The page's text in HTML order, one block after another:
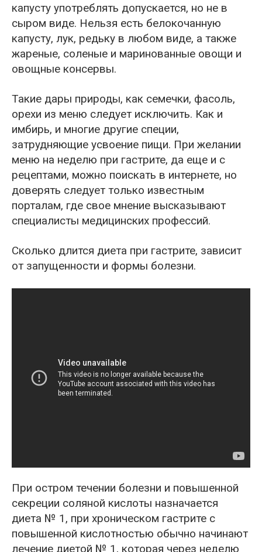
капусту употреблять допускается, но не в
сыром виде. Нельзя есть белокочанную
капусту, лук, редьку в любом виде, а также
жареные, соленые и маринованные овощи и
овощные консервы.
Такие дары природы, как семечки, фасоль,
орехи из меню следует исключить. Как и
имбирь, и многие другие специи,
затрудняющие усвоение пищи. При желании
меню на неделю при гастрите, да еще и с
рецептами, можно поискать в интернете, но
доверять следует только известным
порталам, где свое мнение высказывают
специалисты медицинских профессий.
Сколько длится диета при гастрите, зависит
от запущенности и формы болезни.
При остром течении болезни и повышенной
секреции соляной кислоты назначается
диета № 1, при хроническом гастрите с
повышенной кислотностью обычно начинают
лечение диетой № 1, которая через неделю